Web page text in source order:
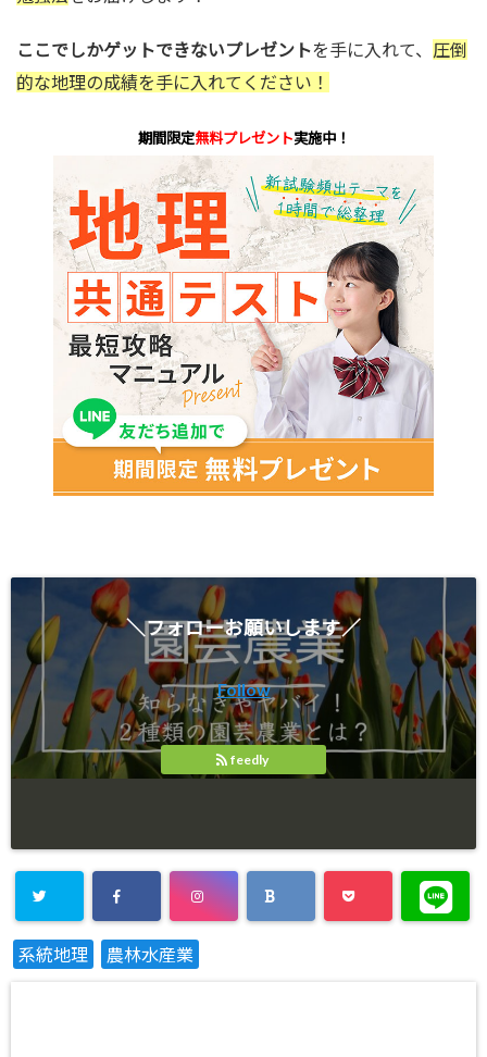
ここでしかゲットできないプレゼントを手に入れて、 圧倒
的な地理の成績を手に入れてください！
期間限定無料プレゼント実施中！
＼フォローお願いします／
Follow
feedly
系統地理 農林水産業